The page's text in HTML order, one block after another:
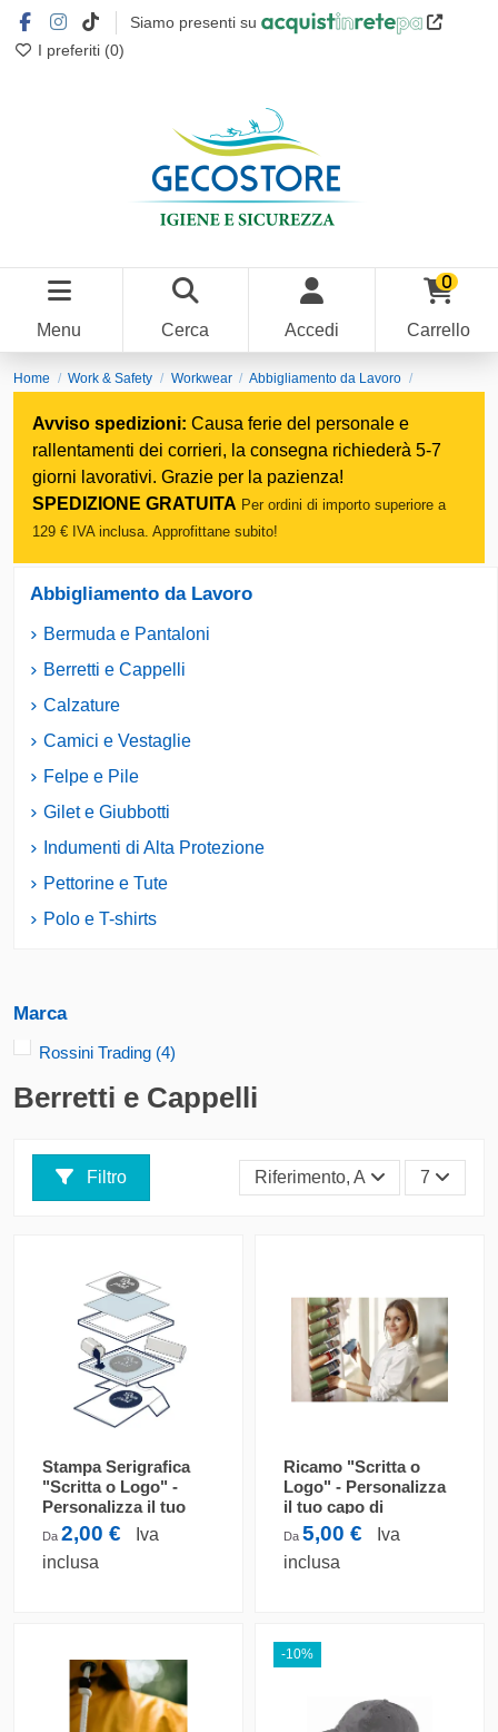
Siamo presenti su
I preferiti (0)
Menu Cerca Accedi
0
Carrello
Home Work & Safety Workwear
Abbigliamento da Lavoro
Avviso spedizioni: Causa ferie del personale e
rallentamenti dei corrieri, la consegna richiederà 5-7
giorni lavorativi. Grazie per la pazienza!
SPEDIZIONE GRATUITA Per ordini di importo superiore a
129 € IVA inclusa. Approfittane subito!
Berretti e Cappelli
Filtro Riferimento, A - Z 7
Stampa Serigrafica
"Scritta o Logo" -
Personalizza il tuo
capo di abbigliamento
Da2,00 €
Iva
inclusa
Ricamo "Scritta o
Logo" - Personalizza
il tuo capo di
abbigliamento
Da5,00 €
Iva
inclusa
-10%
Abbigliamento da Lavoro
Bermuda e Pantaloni
Berretti e Cappelli
Calzature
Camici e Vestaglie
Felpe e Pile
Gilet e Giubbotti
Indumenti di Alta Protezione
Pettorine e Tute
Polo e T-shirts
Marca
Rossini Trading (4)